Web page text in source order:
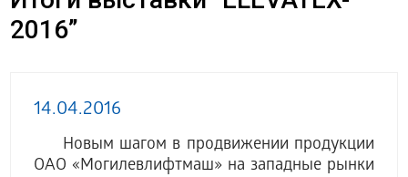
2016”
14.04.2016
Новым шагом в продвижении продукции
ОАО «Могилевлифтмаш» на западные рынки